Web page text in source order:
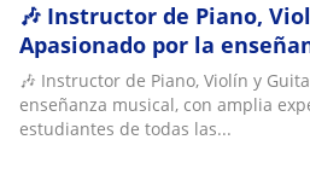
🎶 Instructor de Piano,
Apasionado por la
amplia experiencia
t
🎶 Instructor de Piano, Violín y
enseñanza musical, con amplia
estudiantes de todas las...